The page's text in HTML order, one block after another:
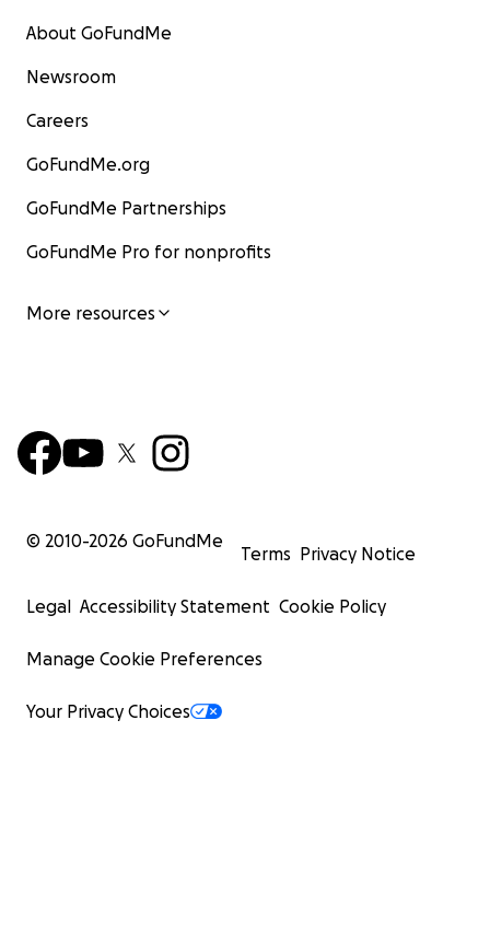
About GoFundMe
Newsroom
Careers
GoFundMe.org
GoFundMe Partnerships
GoFundMe Pro for nonprofits
More resources
© 2010-2026 GoFundMe
Terms Privacy Notice
Legal Accessibility Statement Cookie Policy
Manage Cookie Preferences
Your Privacy Choices